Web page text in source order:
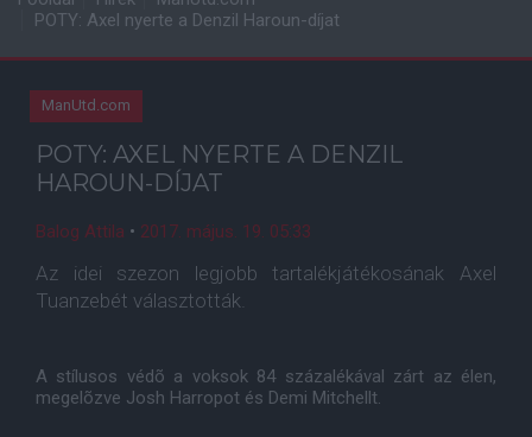
POTY: Axel nyerte a Denzil Haroun-díjat
ManUtd.com
POTY: AXEL NYERTE A DENZIL
HAROUN-DÍJAT
Balog Attila • 2017. május. 19. 05:33
Az idei szezon legjobb tartalékjátékosának Axel
Tuanzebét választották.
A stílusos védõ a voksok 84 százalékával zárt az élen,
megelõzve Josh Harropot és Demi Mitchellt.